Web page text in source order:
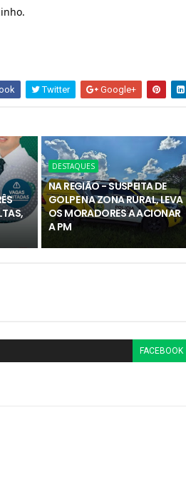
Twitter Google+
DESTAQUES
NA REGIÃO - SUSPEITA DE
GOLPE NA ZONA RURAL, LEVA
OS MORADORES A ACIONAR
A PM
FACEBOOK